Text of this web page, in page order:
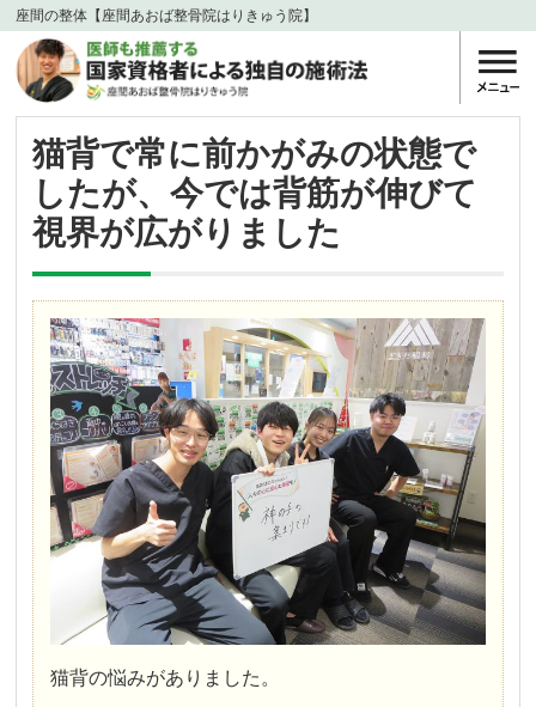
座間の整体【座間あおば整骨院はりきゅう院】
猫背で常に前かがみの状態で
したが、今では背筋が伸びて
視界が広がりました
猫背の悩みがありました。